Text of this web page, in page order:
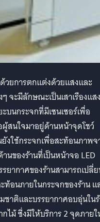
วยการตกแต่งด้วยแสงและ
จะมีลักษณะเป็นเสาเรืองแส
นกระจกที่มีเซนเซอร์เพื่อ
สนใจมาอยู่ด้านหน้าจุดโชว์
งใช้กระจกเพื่อสะท้อนภาพ
นของร้านที่เป็นหน้าจอ LED
ากาศของร้านสามารถเปลี่
อนภายในกระจกของร้าน แ
ชาติและบรรยากาศอบอุ่นใน
ม้ ซึ่งมีให้บริการ 2 จุดภาย